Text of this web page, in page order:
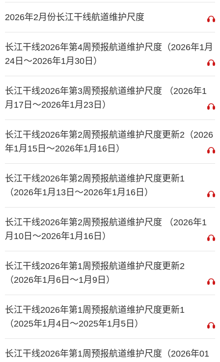
2026年2月份长江干线航道维护尺度
长江干线2026年第4周预报航道维护尺度（2026年1月
24日～2026年1月30日）
长江干线2026年第3周预报航道维护尺度 （2026年1
月17日～2026年1月23日）
长江干线2026年第2周预报航道维护尺度更新2（2026
年1月15日～2026年1月16日）
长江干线2026年第2周预报航道维护尺度更新1
（2026年1月13日～2026年1月16日）
长江干线2026年第2周预报航道维护尺度 （2026年1
月10日～2026年1月16日）
长江干线2026年第1周预报航道维护尺度更新2
（2026年1月6日～1月9日）
长江干线2026年第1周预报航道维护尺度更新1
（2025年1月4日～2025年1月5日）
长江干线2026年第1周预报航道维护尺度（2026年01